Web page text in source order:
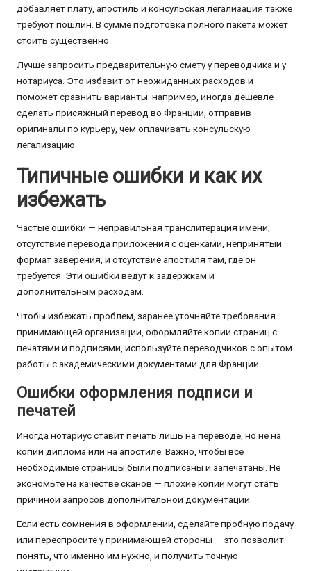
добавляет плату, апостиль и консульская легализация также
требуют пошлин. В сумме подготовка полного пакета может
стоить существенно.
Лучше запросить предварительную смету у переводчика и у
нотариуса. Это избавит от неожиданных расходов и
поможет сравнить варианты: например, иногда дешевле
сделать присяжный перевод во Франции, отправив
оригиналы по курьеру, чем оплачивать консульскую
легализацию.
Типичные ошибки и как их
избежать
Частые ошибки — неправильная транслитерация имени,
отсутствие перевода приложения с оценками, непринятый
формат заверения, и отсутствие апостиля там, где он
требуется. Эти ошибки ведут к задержкам и
дополнительным расходам.
Чтобы избежать проблем, заранее уточняйте требования
принимающей организации, оформляйте копии страниц с
печатями и подписями, используйте переводчиков с опытом
работы с академическими документами для Франции.
Ошибки оформления подписи и
печатей
Иногда нотариус ставит печать лишь на переводе, но не на
копии диплома или на апостиле. Важно, чтобы все
необходимые страницы были подписаны и запечатаны. Не
экономьте на качестве сканов — плохие копии могут стать
причиной запросов дополнительной документации.
Если есть сомнения в оформлении, сделайте пробную подачу
или переспросите у принимающей стороны — это позволит
понять, что именно им нужно, и получить точную